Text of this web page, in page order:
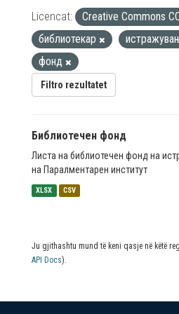
Licencat: Creative Commons
библиотекар
фонд
Filtro rezultatet
Библиотечен фонд
Листа на библиотечен фонд на
на Паралментарен институт
XLSX CSV
Ju gjithashtu mund të keni qasje në këtë
API Docs).